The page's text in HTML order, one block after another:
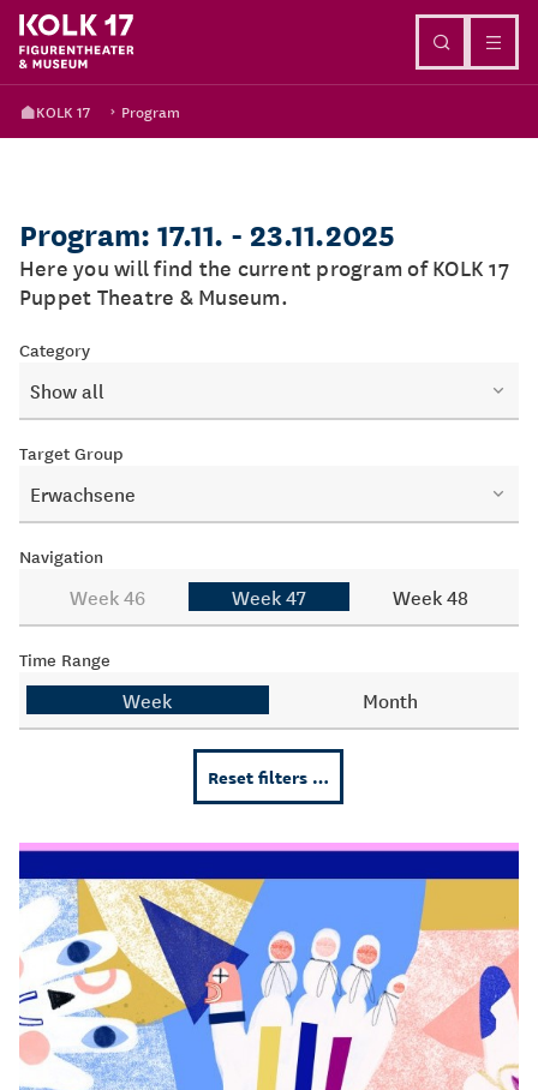
KOLK 17 Program
Program: 17.11. - 23.11.2025
Here you will find the current program of KOLK 17
Puppet Theatre & Museum.
Category
Show all
Target Group
Erwachsene
Navigation
Week 46 Week 47 Week 48
Time Range
Week Month
Reset filters …